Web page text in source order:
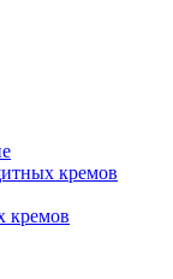
кремов
кремов